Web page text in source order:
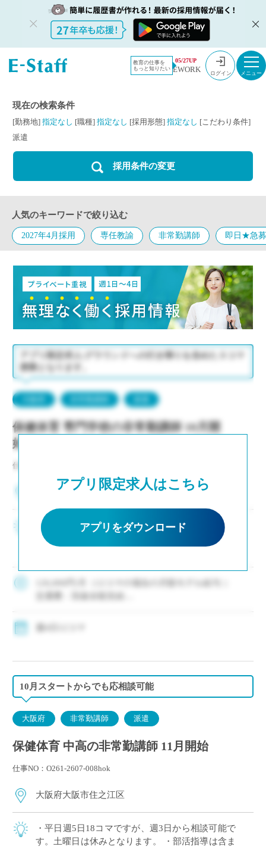
教育の仕事を
もっと知りたい
05/27UP
EWORK ログイン
教員採用情
報のイー・
TOP
派遣
現在の検索条件
[勤務地] 指定なし [職種] 指定なし [採用形態] 指定なし [こだわり条件]
派遣
採用条件の変更
人気のキーワードで絞り込む
2027年4月採用 専任教諭 非常勤講師 即日★急
アプリ限定求人はこちら
アプリをダウンロード
アプリ限定求人/グラウンドへの行き帰りを含めた３コマ
保健体育 専門学校の非常勤講師 10月開
始
仕事NO：非公開
大阪府大阪市
・晴天時は少し離れたグラウンドまで移動し実
技、雨天時は学校内でレポート課題となります。
す。 ・複数体制となるため、不明な点などは確
[…]
10月スタートからでも応相談可能
大阪府 非常勤講師 派遣
保健体育 中高の非常勤講師 11月開始
仕事NO：O261-2607-008hok
大阪府大阪市住之江区
・平日週5日18コマですが、週3日から相談可能で
す。土曜日は休みとなります。 ・部活指導は含ま